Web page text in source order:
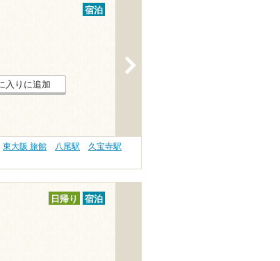
宿泊
入りに追加
東大阪 旅館 八尾駅
久宝寺駅
日帰り 宿泊